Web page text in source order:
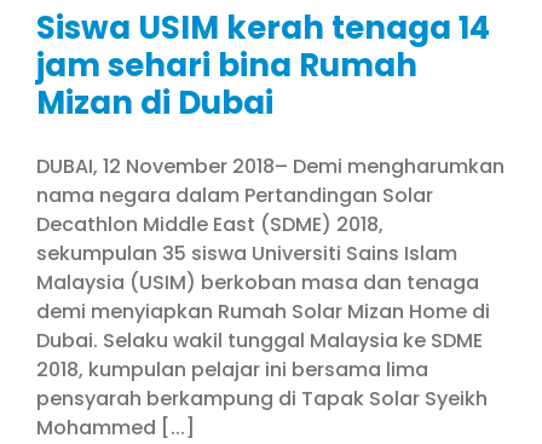
Siswa USIM kerah tenaga 14
jam sehari bina Rumah
Mizan di Dubai
DUBAI, 12 November 2018– Demi mengharumkan
nama negara dalam Pertandingan Solar
Decathlon Middle East (SDME) 2018,
sekumpulan 35 siswa Universiti Sains Islam
Malaysia (USIM) berkoban masa dan tenaga
demi menyiapkan Rumah Solar Mizan Home di
Dubai. Selaku wakil tunggal Malaysia ke SDME
2018, kumpulan pelajar ini bersama lima
pensyarah berkampung di Tapak Solar Syeikh
Mohammed [...]